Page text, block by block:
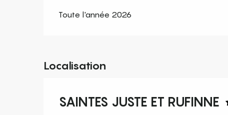
Toute l'année 2026
Localisation
SAINTES JUSTE ET RUFINNE